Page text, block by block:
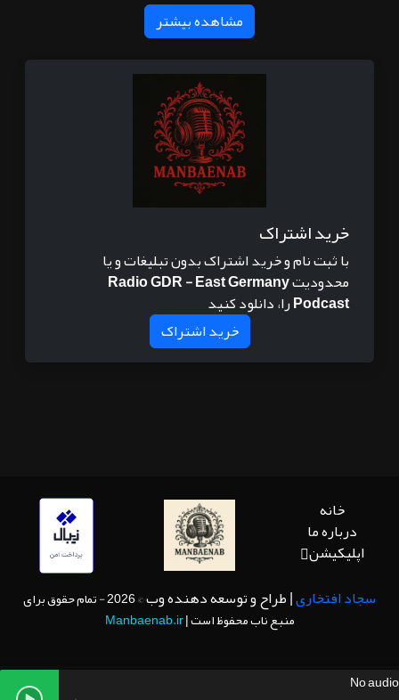
No audio
مشاهده بیشتر
خرید اشتراک
با ثبت نام و خرید اشتراک بدون تبلیغات و یا
محدودیتRadio GDR - East Germany
Podcastرا، دانلود کنید
خرید اشتراک
خانه
درباره ما
اپلیکیشن
سجاد افتخاری| طراح و توسعه دهنده وب
© 2026 - تمام حقوق برای
منبع ناب محفوظ است |Manbaenab.ir